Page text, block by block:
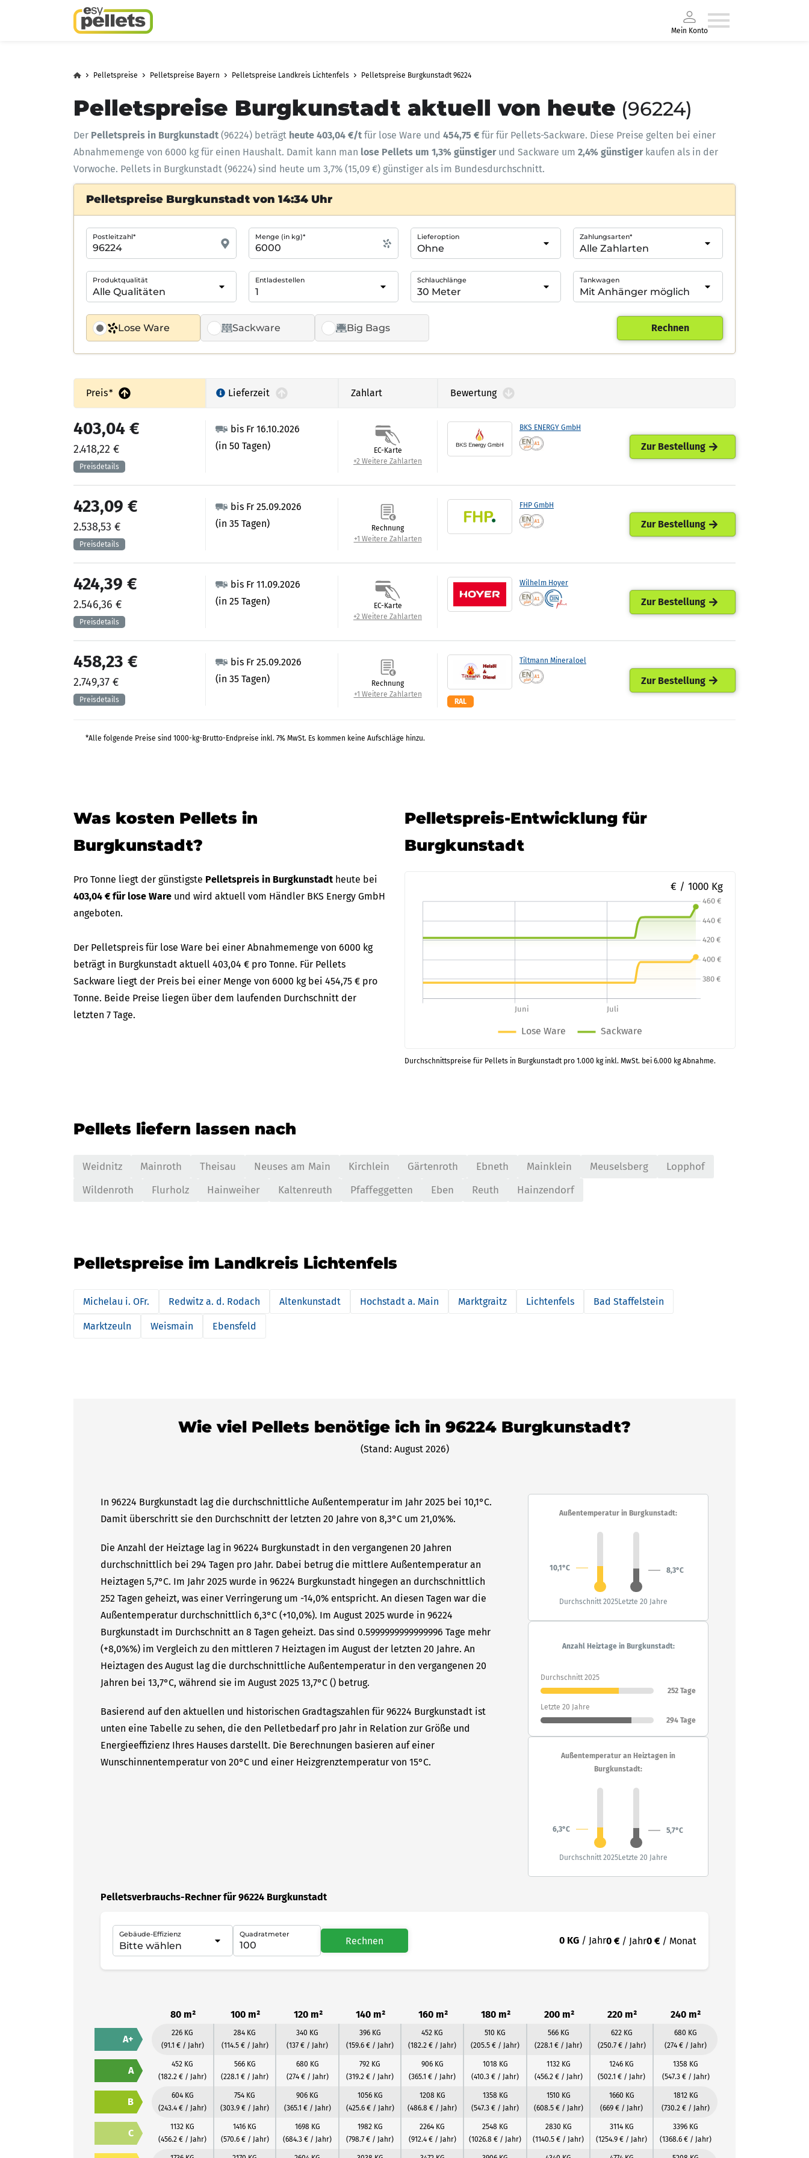
Mein Konto
Pelletspreise Pelletspreise Bayern Pelletspreise Landkreis Lichtenfels Pelletspreise Burgkunstadt 96224
Pelletspreise Burgkunstadt aktuell von heute (96224)
Der Pelletspreis in Burgkunstadt (96224) beträgt heute 403,04 €/t für lose Ware und 454,75 € für für Pellets-Sackware. Diese Preise gelten bei einer
Abnahmemenge von 6000 kg für einen Haushalt. Damit kann man lose Pellets um 1,3% günstiger und Sackware um 2,4% günstigerkaufen als in der
Vorwoche. Pellets in Burgkunstadt (96224) sind heute um 3,7% (15,09 €) günstiger als im Bundesdurchschnitt.
Pelletspreise Burgkunstadt von 14:34 Uhr
Lose Ware Sackware Big Bags
Postleitzahl* Menge (in kg)* Lieferoption Zahlungsarten*
Produktqualität Entladestellen Schlauchlänge Tankwagen
Rechnen
Preis* Lieferzeit Zahlart Bewertung
BKS ENERGY GmbH
bis Fr 16.10.2026
(in 50 Tagen)
403,04 €
2.418,22 €
EC-Karte
+2 Weitere Zahlarten
Zur Bestellung
FHP GmbH
bis Fr 25.09.2026
(in 35 Tagen)
423,09 €
2.538,53 €
Rechnung
+1 Weitere Zahlarten
Zur Bestellung
Wilhelm Hoyer
bis Fr 11.09.2026
(in 25 Tagen)
424,39 €
2.546,36 €
EC-Karte
+2 Weitere Zahlarten
Zur Bestellung
Tiltmann Mineraloel
RAL
bis Fr 25.09.2026
(in 35 Tagen)
458,23 €
2.749,37 €
Rechnung
+1 Weitere Zahlarten
Zur Bestellung
*Alle folgende Preise sind 1000-kg-Brutto-Endpreise inkl. 7% MwSt. Es kommen keine Aufschläge hinzu.
Was kosten Pellets in
Burgkunstadt?
Pro Tonne liegt der günstigste Pelletspreis in Burgkunstadt heute bei
403,04 € für lose Ware und wird aktuell vom Händler BKS Energy GmbH
angeboten.
Der Pelletspreis für lose Ware bei einer Abnahmemenge von 6000 kg
beträgt in Burgkunstadt aktuell 403,04 € pro Tonne. Für Pellets
Sackware liegt der Preis bei einer Menge von 6000 kg bei 454,75 € pro
Tonne. Beide Preise liegen über dem laufenden Durchschnitt der
letzten 7 Tage.
Pelletspreis-Entwicklung für
Burgkunstadt
€ / 1000 Kg
Durchschnittspreise für Pellets in Burgkunstadt pro 1.000 kg inkl. MwSt. bei 6.000 kg Abnahme.
Pellets liefern lassen nach
Weidnitz Mainroth Theisau Neuses am Main Kirchlein Gärtenroth Ebneth Mainklein Meuselsberg
Lopphof
Wildenroth
Flurholz Hainweiher Kaltenreuth Pfaffeggetten Eben Reuth Hainzendorf
Pelletspreise im Landkreis Lichtenfels
Michelau i. OFr. Redwitz a. d. Rodach Altenkunstadt Hochstadt a. Main Marktgraitz Lichtenfels Bad Staffelstein
Marktzeuln Weismain Ebensfeld
Wie viel Pellets benötige ich in 96224 Burgkunstadt?
(Stand: August 2026)
In 96224 Burgkunstadt lag die durchschnittliche Außentemperatur im Jahr 2025 bei 10,1°C.
Damit überschritt sie den Durchschnitt der letzten 20 Jahre von 8,3°C um 21,0%%.
Die Anzahl der Heiztage lag in 96224 Burgkunstadt in den vergangenen 20 Jahren
durchschnittlich bei 294 Tagen pro Jahr. Dabei betrug die mittlere Außentemperatur an
Heiztagen 5,7°C. Im Jahr 2025 wurde in 96224 Burgkunstadt hingegen an durchschnittlich
252 Tagen geheizt, was einer Verringerung um -14,0% entspricht. An diesen Tagen war die
Außentemperatur durchschnittlich 6,3°C (+10,0%). Im August 2025 wurde in 96224
Burgkunstadt im Durchschnitt an 8 Tagen geheizt. Das sind 0.5999999999999996 Tage mehr
(+8,0%%) im Vergleich zu den mittleren 7 Heiztagen im August der letzten 20 Jahre. An
Heiztagen des August lag die durchschnittliche Außentemperatur in den vergangenen 20
Jahren bei 13,7°C, während sie im August 2025 13,7°C () betrug.
Basierend auf den aktuellen und historischen Gradtagszahlen für 96224 Burgkunstadt ist
unten eine Tabelle zu sehen, die den Pelletbedarf pro Jahr in Relation zur Größe und
Energieeffizienz Ihres Hauses darstellt. Die Berechnungen basieren auf einer
Wunschinnentemperatur von 20°C und einer Heizgrenztemperatur von 15°C.
Außentemperatur in Burgkunstadt:
10,1°C 8,3°C
Durchschnitt 2025Letzte 20 Jahre
Anzahl Heiztage in Burgkunstadt:
Durchschnitt 2025
252 Tage
Letzte 20 Jahre
294 Tage
Außentemperatur an Heiztagen in
Burgkunstadt:
6,3°C 5,7°C
Durchschnitt 2025Letzte 20 Jahre
Pelletsverbrauchs-Rechner für 96224 Burgkunstadt
Gebäude-Effizienz Quadratmeter
Rechnen 0 KG / Jahr0 € / Jahr0 € / Monat
80 m² 100 m² 120 m² 140 m² 160 m² 180 m² 200 m² 220 m² 240 m²
A+
226 KG
(91.1 € / Jahr)
284 KG
(114.5 € / Jahr)
340 KG
(137 € / Jahr)
396 KG
(159.6 € / Jahr)
452 KG
(182.2 € / Jahr)
510 KG
(205.5 € / Jahr)
566 KG
(228.1 € / Jahr)
622 KG
(250.7 € / Jahr)
680 KG
(274 € / Jahr)
A
452 KG
(182.2 € / Jahr)
566 KG
(228.1 € / Jahr)
680 KG
(274 € / Jahr)
792 KG
(319.2 € / Jahr)
906 KG
(365.1 € / Jahr)
1018 KG
(410.3 € / Jahr)
1132 KG
(456.2 € / Jahr)
1246 KG
(502.1 € / Jahr)
1358 KG
(547.3 € / Jahr)
B
604 KG
(243.4 € / Jahr)
754 KG
(303.9 € / Jahr)
906 KG
(365.1 € / Jahr)
1056 KG
(425.6 € / Jahr)
1208 KG
(486.8 € / Jahr)
1358 KG
(547.3 € / Jahr)
1510 KG
(608.5 € / Jahr)
1660 KG
(669 € / Jahr)
1812 KG
(730.2 € / Jahr)
C
1132 KG
(456.2 € / Jahr)
1416 KG
(570.6 € / Jahr)
1698 KG
(684.3 € / Jahr)
1982 KG
(798.7 € / Jahr)
2264 KG
(912.4 € / Jahr)
2548 KG
(1026.8 € / Jahr)
2830 KG
(1140.5 € / Jahr)
3114 KG
(1254.9 € / Jahr)
3396 KG
(1368.6 € / Jahr)